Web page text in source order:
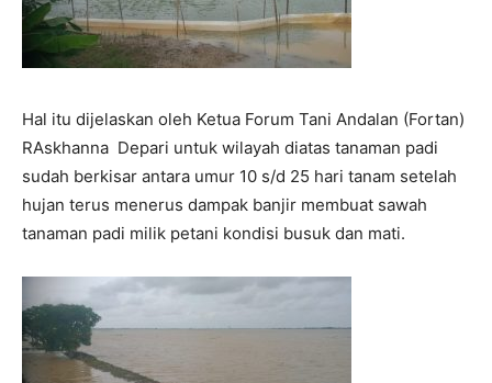
Hal itu dijelaskan oleh Ketua Forum Tani Andalan (Fortan)
RAskhanna Depari untuk wilayah diatas tanaman padi
sudah berkisar antara umur 10 s/d 25 hari tanam setelah
hujan terus menerus dampak banjir membuat sawah
tanaman padi milik petani kondisi busuk dan mati.